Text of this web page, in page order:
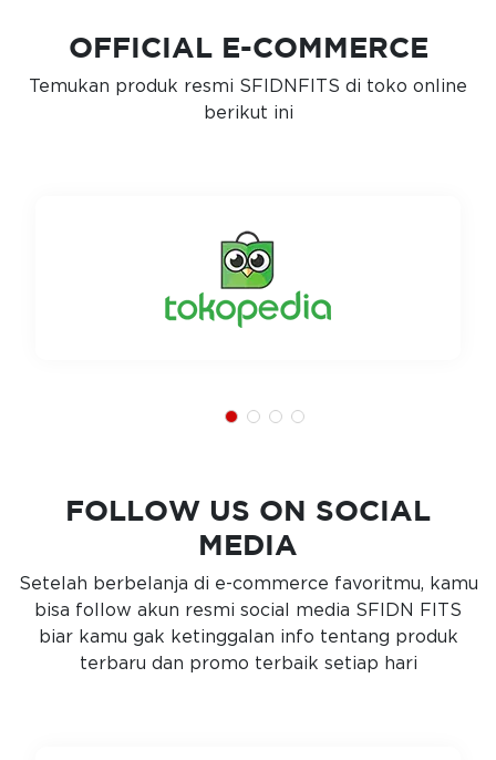
OFFICIAL E-COMMERCE
Temukan produk resmi SFIDNFITS di toko online
berikut ini
FOLLOW US ON SOCIAL
MEDIA
Setelah berbelanja di e-commerce favoritmu, kamu
bisa follow akun resmi social media SFIDN FITS
biar kamu gak ketinggalan info tentang produk
terbaru dan promo terbaik setiap hari